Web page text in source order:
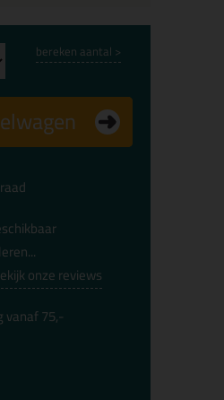
bereken aantal >
onze reviews
vanaf 75,-